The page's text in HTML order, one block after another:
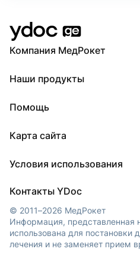
Компания МедРокет
О YDoc
Наши продукты
ПроТаблетки
МедТочка
Помощь
Регистрация врача
Карта сайта
Регионы
Клиники
Условия использования
Обработка персональных
Контакты YDoc
© 2011–2026 МедРокет
Информация, представленная
использована для постановки
лечения и не заменяет прием